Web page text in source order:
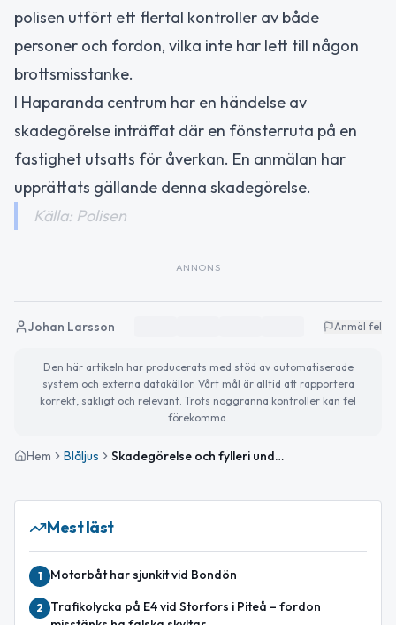
polisen utfört ett flertal kontroller av både
personer och fordon, vilka inte har lett till någon
brottsmisstanke.
I Haparanda centrum har en händelse av
skadegörelse inträffat där en fönsterruta på en
fastighet utsatts för åverkan. En anmälan har
upprättats gällande denna skadegörelse.
Källa: Polisen
ANNONS
Johan Larsson Anmäl fel
Den här artikeln har producerats med stöd av automatiserade
system och externa datakällor. Vårt mål är alltid att rapportera
korrekt, sakligt och relevant. Trots noggranna kontroller kan fel
förekomma.
Hem Blåljus Skadegörelse och fylleri under natten i Norrbottens län
Mest läst
1 Motorbåt har sjunkit vid Bondön
2
Trafikolycka på E4 vid Storfors i Piteå – fordon